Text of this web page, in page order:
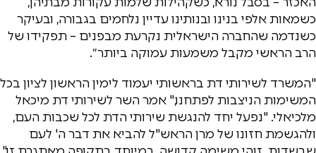
כשמאות אלפי בנינו ובנותינו עדיין נלחמים בגבורה, ובעיקר
כשנדמה שהחברה הישראלית נקרעת מבפנים – תפקידו של
הרב הראשי מקבל משמעות עמוקה ביותר״.
"המשרד לשירותי דת בראשותי יעמוד לימין הראשון לציון בכל
המשימות הניצבות לפתחנו," אמר השר לשירותי דת מיכאל
מלכיאלי. "נפעל יחד להנגשת שירותי הדת לכל שכבות העם,
ולהגשמת חזונו של מרן הראש"ל להביא את דבר ה' לעם